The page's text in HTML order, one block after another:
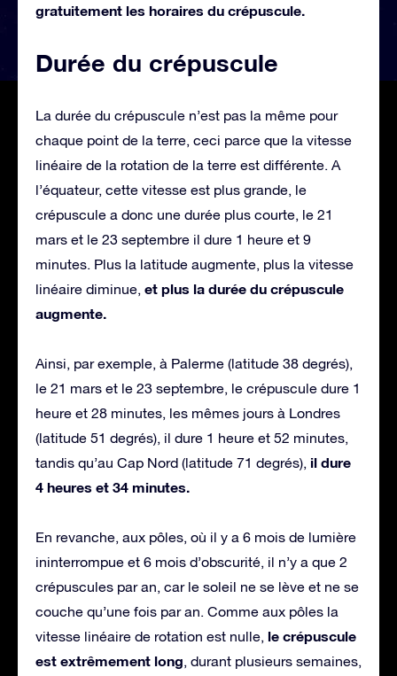
gratuitement les horaires du crépuscule.
Durée du crépuscule
La durée du crépuscule n’est pas la même pour
chaque point de la terre, ceci parce que la vitesse
linéaire de la rotation de la terre est différente. A
l’équateur, cette vitesse est plus grande, le
crépuscule a donc une durée plus courte, le 21
mars et le 23 septembre il dure 1 heure et 9
minutes. Plus la latitude augmente, plus la vitesse
linéaire diminue, et plus la durée du crépuscule
augmente.
Ainsi, par exemple, à Palerme (latitude 38 degrés),
le 21 mars et le 23 septembre, le crépuscule dure 1
heure et 28 minutes, les mêmes jours à Londres
(latitude 51 degrés), il dure 1 heure et 52 minutes,
tandis qu’au Cap Nord (latitude 71 degrés), il dure
4 heures et 34 minutes.
En revanche, aux pôles, où il y a 6 mois de lumière
ininterrompue et 6 mois d’obscurité, il n’y a que 2
crépuscules par an, car le soleil ne se lève et ne se
couche qu’une fois par an. Comme aux pôles la
vitesse linéaire de rotation est nulle, le crépuscule
est extrêmement long, durant plusieurs semaines,